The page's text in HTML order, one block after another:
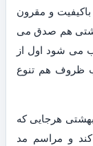
و مقرون
هم صدق می
می شود اول از
ظروف هم تنوع
هرجایی که
و مراسم مد